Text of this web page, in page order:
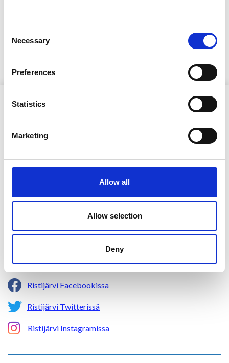
Selection
Necessary
Preferences
Statistics
Marketing
Allow all
Allow selection
Deny
Lupapäätös 26-0027-MAI
Ristijärven kunta
Ristijärvi Facebookissa
Ristijärvi Twitterissä
Ristijärvi Instagramissa